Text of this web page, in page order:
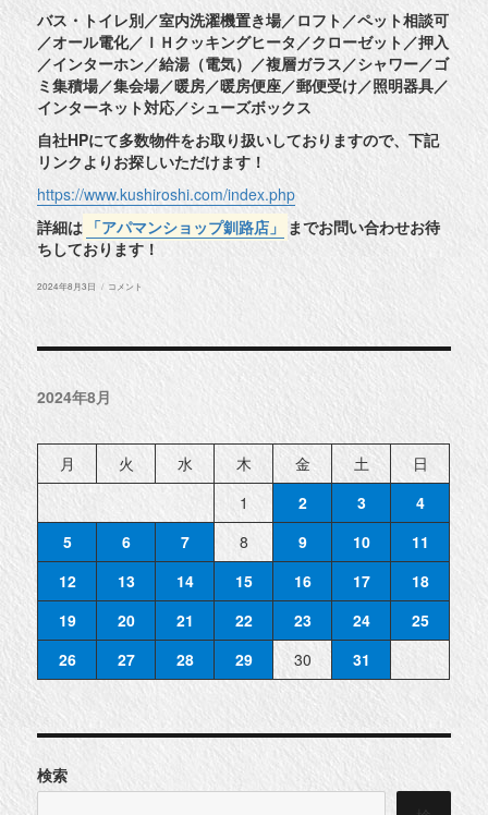
バス・トイレ別／室内洗濯機置き場／ロフト／ペット相談可
／オール電化／ＩＨクッキングヒータ／クローゼット／押入
／インターホン／給湯（電気）／複層ガラス／シャワー／ゴ
ミ集積場／集会場／暖房／暖房便座／郵便受け／照明器具／
インターネット対応／シューズボックス
自社HPにて多数物件をお取り扱いしておりますので、下記
リンクよりお探しいただけます！
https://www.kushiroshi.com/index.php
詳細は 「アパマンショップ釧路店」 までお問い合わせお待
ちしております！
投
2024年8月3日
◆
コメント
2024年8月
月 火 水 木 金 土
日
1
2 3
4
5
6 7 8 9 10
11
12
13 14 15 16 17
18
19
20 21 22 23 24
25
26
27 28 29 30 31
検索